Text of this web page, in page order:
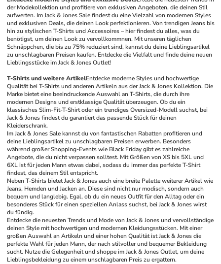
der Modekollektion und profitiere von exklusiven Angeboten, die deinen Stil
aufwerten. Im Jack & Jones Sale findest du eine Vielzahl von modernen Styles
und exklusiven Deals, die deinen Look perfektionieren. Von trendigen Jeans bis
hin zu stylischen T-Shirts und Accessoires – hier findest du alles, was du
benötigst, um deinen Look zu vervollkommnen. Mit unseren täglichen
Schnäppchen, die bis zu 75% reduziert sind, kannst du deine Lieblingsartikel
zu unschlagbaren Preisen kaufen. Entdecke die Vielfalt und finde deine neuen
Lieblingsstücke im Jack & Jones Outlet!
T-Shirts und weitere ArtikelEntdecke moderne Styles und hochwertige
Qualität bei T-Shirts und anderen Artikeln aus der Jack & Jones Kollektion. Die
Marke bietet eine beeindruckende Auswahl an T-Shirts, die durch ihre
modernen Designs und erstklassige Qualität überzeugen. Ob du ein
klassisches Slim-Fit-T-Shirt oder ein trendiges Oversized-Modell suchst, bei
Jack & Jones findest du garantiert das passende Stück für deinen
Kleiderschrank.
Im Jack & Jones Sale kannst du von fantastischen Rabatten profitieren und
deine Lieblingsartikel zu unschlagbaren Preisen erwerben. Besonders
während großer Shopping-Events wie Black Friday gibt es zahlreiche
Angebote, die du nicht verpassen solltest. Mit Größen von XS bis 5XL und
6XL ist für jeden Mann etwas dabei, sodass du immer das perfekte T-Shirt
findest, das deinem Stil entspricht.
Neben T-Shirts bietet Jack & Jones auch eine breite Palette weiterer Artikel wie
Jeans, Hemden und Jacken an. Diese sind nicht nur modisch, sondern auch
bequem und langlebig. Egal, ob du ein neues Outfit für den Alltag oder ein
besonderes Stück für einen speziellen Anlass suchst, bei Jack & Jones wirst
du fündig.
Entdecke die neuesten Trends und Mode von Jack & Jones und vervollständige
deinen Style mit hochwertigen und modernen Kleidungsstücken. Mit einer
großen Auswahl an Artikeln und einer hohen Qualität ist Jack & Jones die
perfekte Wahl für jeden Mann, der nach stilvoller und bequemer Bekleidung
sucht. Nutze die Gelegenheit und shoppe im Jack & Jones Outlet, um deine
Lieblingsbekleidung zu einem unschlagbaren Preis zu ergattern.